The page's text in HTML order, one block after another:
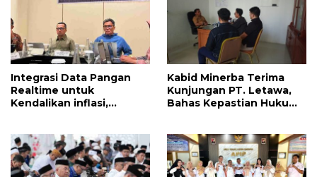
Integrasi Data Pangan
Realtime untuk
Kendalikan inflasi,
SAPEDA
Kabid Minerba Terima
Kunjungan PT. Letawa,
Bahas Kepastian Hukum